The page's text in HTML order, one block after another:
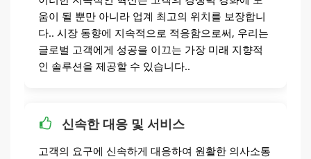
움이 될 뿐만 아니라 업계 최고의 위치를 ​​보장합니
다.. 시장 동향에 지속적으로 적응함으로써, 우리는
글로벌 고객에게 성공을 이끄는 가장 미래 지향적
인 솔루션을 제공할 수 있습니다..
신속한 대응 및 서비스
고객의 요구에 신속하게 대응하여 원활한 의사소통